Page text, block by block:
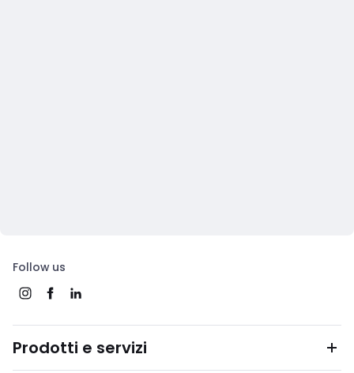
Follow us
Prodotti e servizi